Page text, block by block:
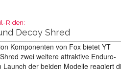
Riden:
Decoy Shred
Komponenten von Fox bietet YT
zwei weitere attraktive Enduro-
der beiden Modelle reagiert